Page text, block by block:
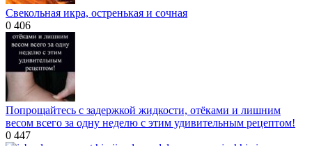
Свекольная икра, остренькая и сочная
0 406
Попрощайтесь с задержкой жидкости, отёками и лишним
весом всего за одну неделю с этим удивительным рецептом!
0 447